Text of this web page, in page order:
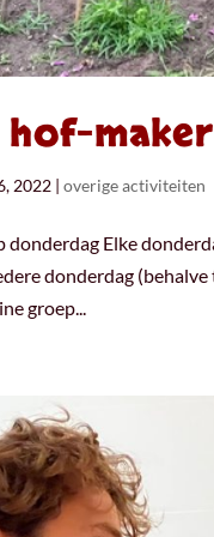
hof-
2022 |overige activiteiten
Elke
donderdag
groep...